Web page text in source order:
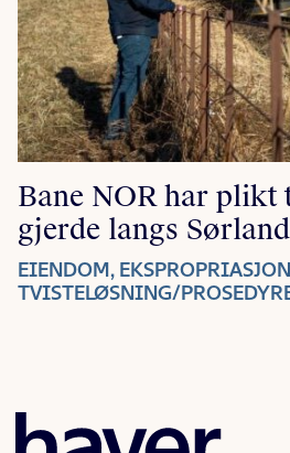
Bane NOR har plikt
gjerde langs
EIENDOM,
TVISTELØSNING/